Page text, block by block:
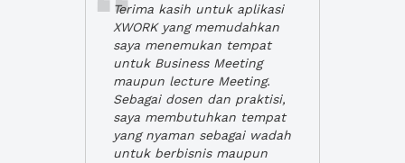
Terima kasih untuk aplikasi
XWORK yang memudahkan
saya menemukan tempat
untuk Business Meeting
maupun lecture Meeting.
Sebagai dosen dan praktisi,
saya membutuhkan tempat
yang nyaman sebagai wadah
untuk berbisnis maupun